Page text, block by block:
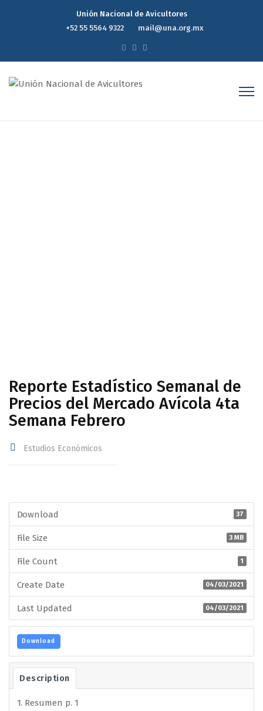
Unión Nacional de Avicultores
+52 55 5564 9322
mail@una.org.mx
Reporte Estadístico Semanal de
Precios del Mercado Avícola 4ta
Semana Febrero
Estudios Económicos
Download 37
File Size 3 MB
File Count 1
Create Date 04/03/2021
Last Updated 04/03/2021
Download
Description
1. Resumen p. 1